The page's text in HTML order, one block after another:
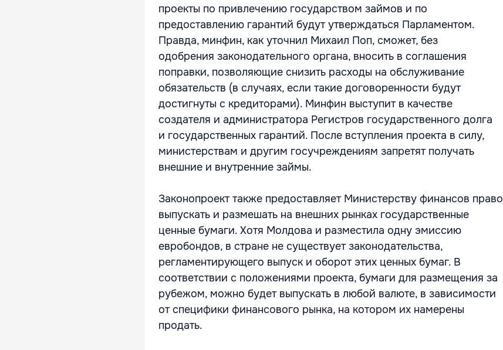
проекты по привлечению государством займов и по
предоставлению гарантий будут утверждаться Парламентом.
Правда, минфин, как уточнил Михаил Поп, сможет, без
одобрения законодательного органа, вносить в соглашения
поправки, позволяющие снизить расходы на обслуживание
обязательств (в случаях, если такие договоренности будут
достигнуты с кредиторами). Минфин выступит в качестве
создателя и администратора Регистров государственного долга
и государственных гарантий. После вступления проекта в силу,
министерствам и другим госучреждениям запретят получать
внешние и внутренние займы.
Законопроект также предоставляет Министерству финансов право
выпускать и размешать на внешних рынках государственные
ценные бумаги. Хотя Молдова и разместила одну эмиссию
евробондов, в стране не существует законодательства,
регламентирующего выпуск и оборот этих ценных бумаг. В
соответствии с положениями проекта, бумаги для размещения за
рубежом, можно будет выпускать в любой валюте, в зависимости
от специфики финансового рынка, на котором их намерены
продать.